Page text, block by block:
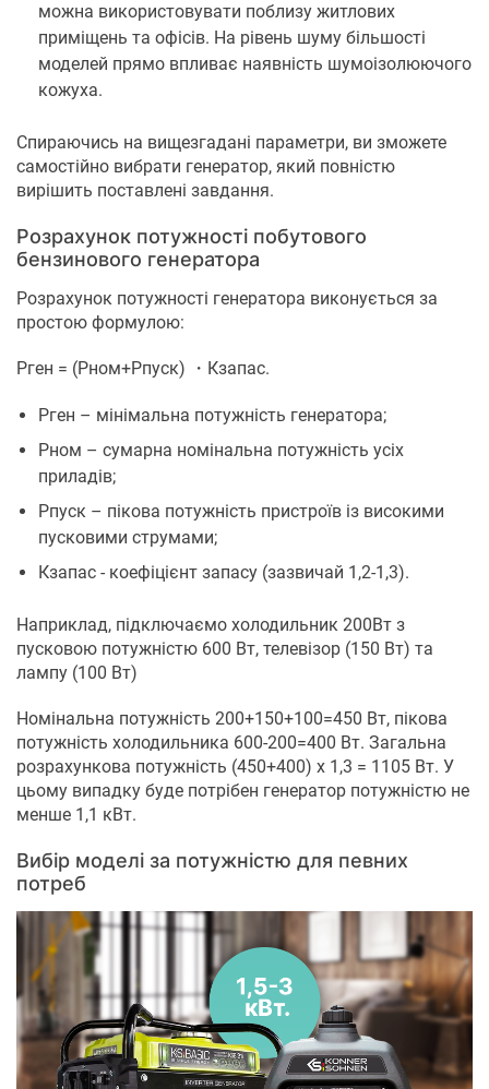
можна використовувати поблизу житлових
приміщень та офісів. На рівень шуму більшості
моделей прямо впливає наявність шумоізолюючого
кожуха.
Спираючись на вищезгадані параметри, ви зможете
самостійно вибрати генератор, який повністю
вирішить поставлені завдання.
Розрахунок потужності побутового
бензинового генератора
Розрахунок потужності генератора виконується за
простою формулою:
Рген = (Рном+Рпуск) ・Кзапас.
Рген – мінімальна потужність генератора;
Рном – сумарна номінальна потужність усіх
приладів;
Рпуск – пікова потужність пристроїв із високими
пусковими струмами;
Кзапас - коефіцієнт запасу (зазвичай 1,2-1,3).
Наприклад, підключаємо холодильник 200Вт з
пусковою потужністю 600 Вт, телевізор (150 Вт) та
лампу (100 Вт)
Номінальна потужність 200+150+100=450 Вт, пікова
потужність холодильника 600-200=400 Вт. Загальна
розрахункова потужність (450+400) x 1,3 = 1105 Вт. У
цьому випадку буде потрібен генератор потужністю не
менше 1,1 кВт.
Вибір моделі за потужністю для певних
потреб